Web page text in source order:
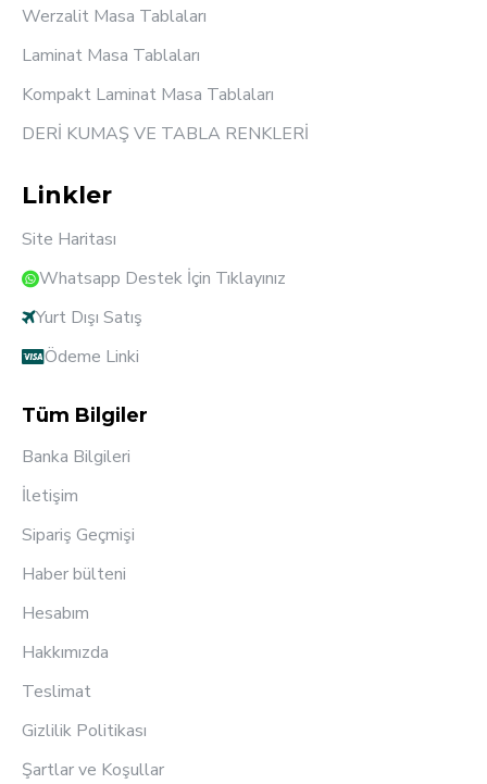
Werzalit Masa Tablaları
Laminat Masa Tablaları
Kompakt Laminat Masa Tablaları
DERİ KUMAŞ VE TABLA RENKLERİ
Linkler
Site Haritası
Whatsapp Destek İçin Tıklayınız
Yurt Dışı Satış
Ödeme Linki
Tüm Bilgiler
Banka Bilgileri
İletişim
Sipariş Geçmişi
Haber bülteni
Hesabım
Hakkımızda
Teslimat
Gizlilik Politikası
Şartlar ve Koşullar